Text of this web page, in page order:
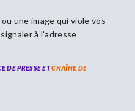
une image qui viole vos
à l’adresse
DE PRESSE ETCHAÎNE DE